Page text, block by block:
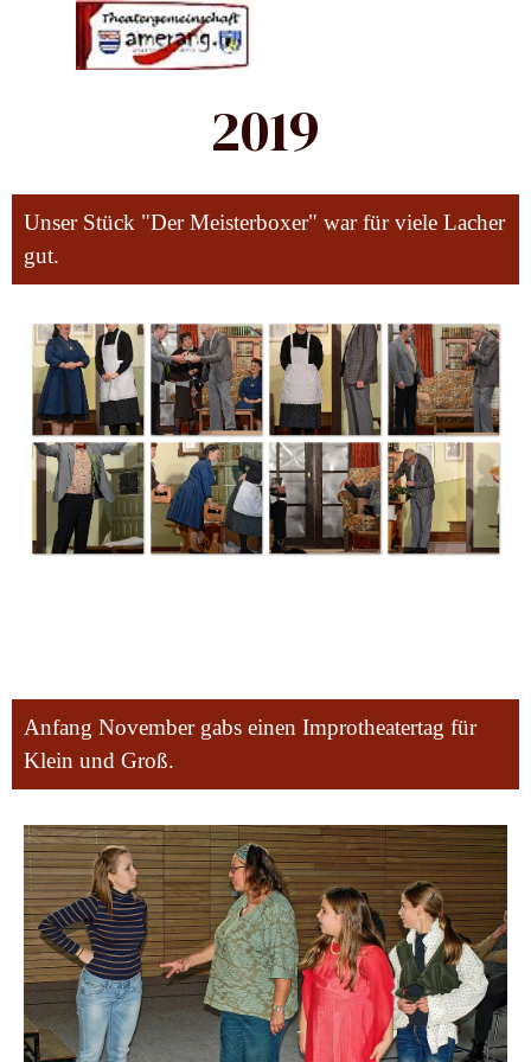
Direkt zum SeiteninhaltMenü überspringen
2019
Unser Stück "Der Meisterboxer" war für viele Lacher
gut.
Anfang November gabs einen Improtheatertag für
Klein und Groß.